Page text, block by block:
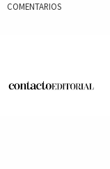
COMENTARIOS